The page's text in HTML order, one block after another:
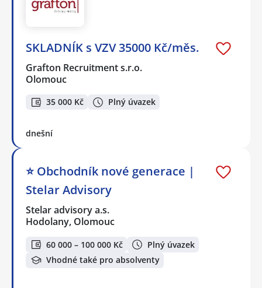
SKLADNÍK s VZV 35000 Kč/měs.
Grafton Recruitment s.r.o.
Olomouc
35 000 Kč Plný úvazek
dnešní
⭐️ Obchodník nové generace |
Stelar Advisory
Stelar advisory a.s.
Hodolany, Olomouc
60 000 – 100 000 Kč
Plný úvazek
Vhodné také pro absolventy